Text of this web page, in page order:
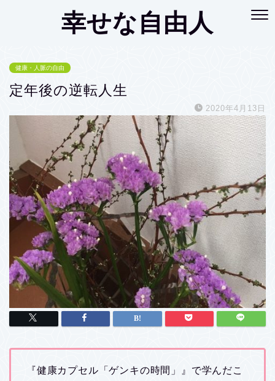
幸せな自由人
健康・人脈の自由
定年後の逆転人生
2020年4月13日
『健康カプセル「ゲンキの時間」』で学んだこ